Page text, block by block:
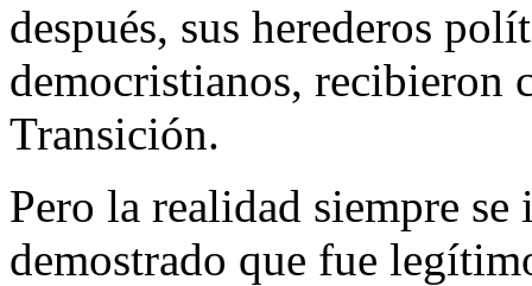
después, sus herederos
democristianos, recibieron
Transición.
Pero la realidad siempre
demostrado que fue